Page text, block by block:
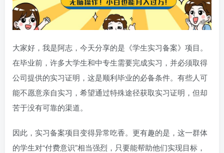
大家好，我是阿志，今天分享的是《学生实习备案》项目。
在毕业前，许多大学生和中专生需要完成实习，并必须取得
公司提供的实习证明，这是顺利毕业的必备条件。有些人可
能不愿意亲自实习，希望通过特殊途径获取实习证明，但却
苦于没有可靠的渠道。
因此，实习备案项目变得异常吃香。更有趣的是，这一群体
的学生对“付费意识”相当强烈，只要能帮助他们实现目标，